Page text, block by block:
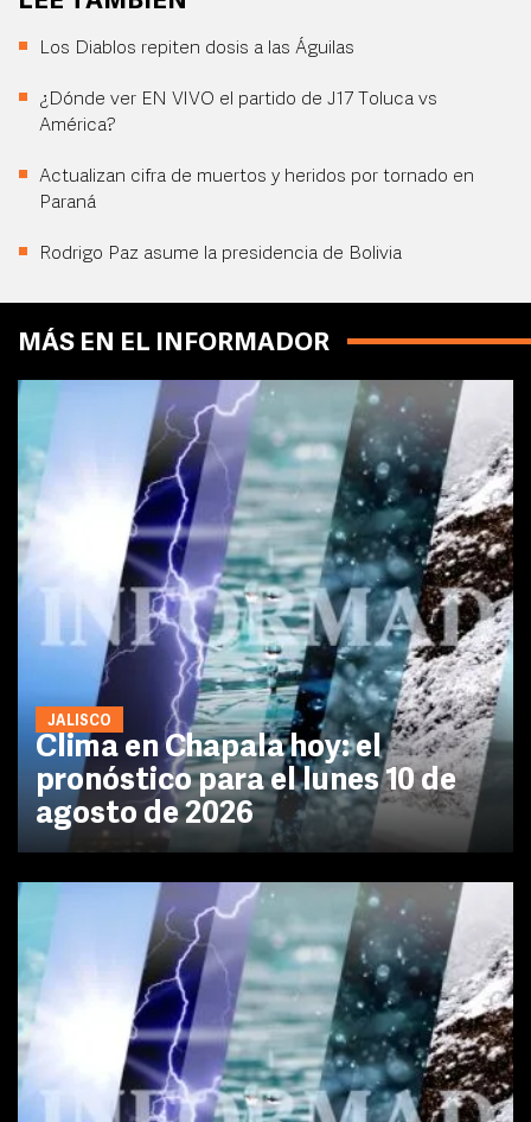
Los Diablos repiten dosis a las Águilas
¿Dónde ver EN VIVO el partido de J17 Toluca vs
América?
Actualizan cifra de muertos y heridos por tornado en
Paraná
Rodrigo Paz asume la presidencia de Bolivia
MÁS EN EL INFORMADOR
JALISCO
Clima en Chapala hoy: el
pronóstico para el lunes 10 de
agosto de 2026